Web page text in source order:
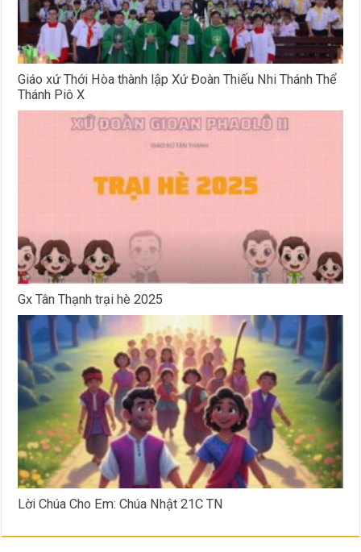
Giáo xứ Thới Hòa thành lập Xứ Đoàn Thiếu Nhi Thánh Thể
Thánh Piô X
Gx Tân Thạnh trại hè 2025
Lời Chúa Cho Em: Chúa Nhật 21C TN